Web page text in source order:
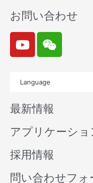
お問い合わせ
Y
o
u
b
e
W
e
i
n
Language
最新情報
アプリケーショ
採用情報
問い合わせフォ